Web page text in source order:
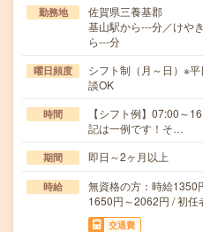
勤務地
佐賀県三養基郡
基山駅から---分／けや
ら---分
曜日頻度
シフト制（月～日）※
談OK
時間
【シフト例】07:00～
記は一例です！そ…
期間 即日～2ヶ月以上
時給
無資格の方：時給1350
1650円～2062円 / 初
交通費